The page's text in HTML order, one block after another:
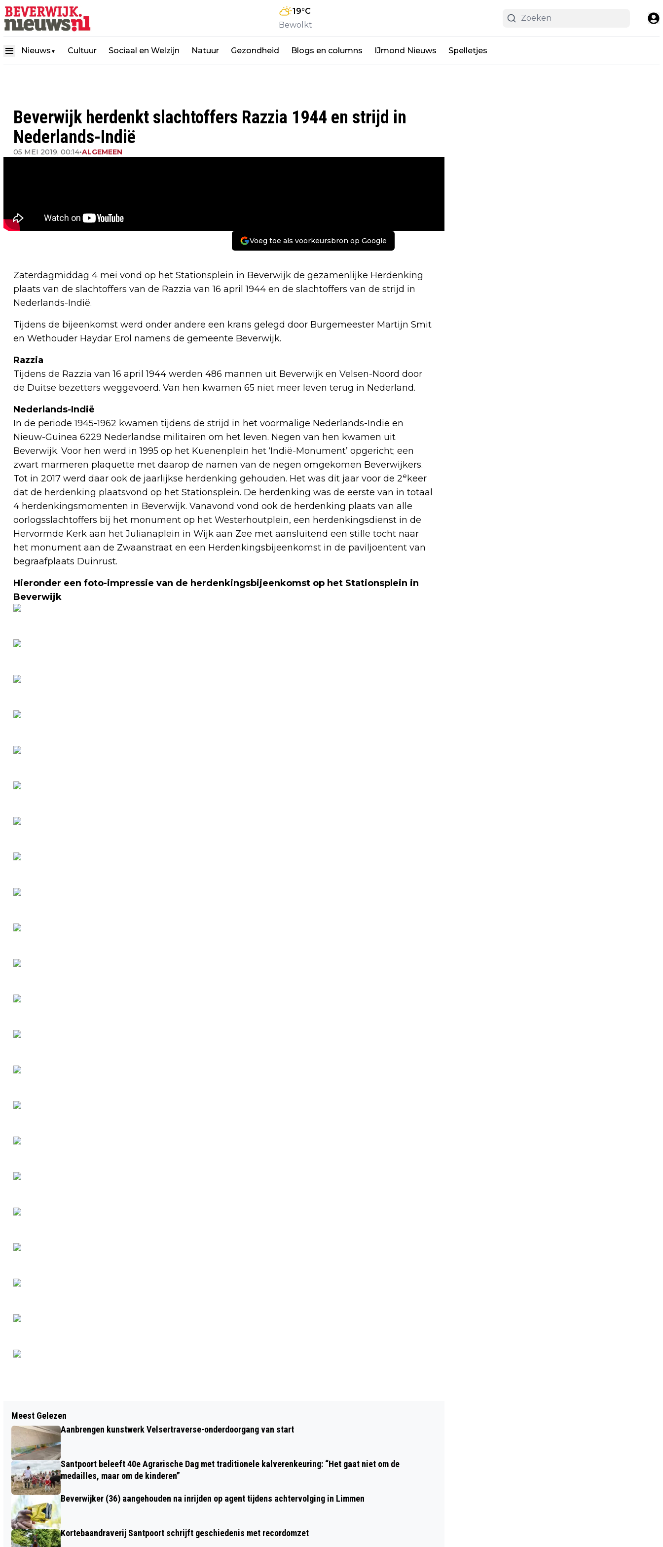
19°C
Bewolkt
Nieuws ▼ Cultuur Sociaal en Welzijn Natuur Gezondheid Blogs en columns IJmond Nieuws Spelletjes
Beverwijk herdenkt slachtoffers Razzia 1944 en strijd in
Nederlands-Indië
05 MEI 2019, 00:14•ALGEMEEN
Voeg toe als voorkeursbron op Google
Zaterdagmiddag 4 mei vond op het Stationsplein in Beverwijk de gezamenlijke Herdenking
plaats van de slachtoffers van de Razzia van 16 april 1944 en de slachtoffers van de strijd in
Nederlands-Indië.
Tijdens de bijeenkomst werd onder andere een krans gelegd door Burgemeester Martijn Smit
en Wethouder Haydar Erol namens de gemeente Beverwijk.
Razzia
Tijdens de Razzia van 16 april 1944 werden 486 mannen uit Beverwijk en Velsen-Noord door
de Duitse bezetters weggevoerd. Van hen kwamen 65 niet meer leven terug in Nederland.
Nederlands-Indië
In de periode 1945-1962 kwamen tijdens de strijd in het voormalige Nederlands-Indië en
Nieuw-Guinea 6229 Nederlandse militairen om het leven. Negen van hen kwamen uit
Beverwijk. Voor hen werd in 1995 op het Kuenenplein het ‘Indië-Monument’ opgericht; een
zwart marmeren plaquette met daarop de namen van de negen omgekomen Beverwijkers.
Tot in 2017 werd daar ook de jaarlijkse herdenking gehouden. Het was dit jaar voor de 2e keer
dat de herdenking plaatsvond op het Stationsplein. De herdenking was de eerste van in totaal
4 herdenkingsmomenten in Beverwijk. Vanavond vond ook de herdenking plaats van alle
oorlogsslachtoffers bij het monument op het Westerhoutplein, een herdenkingsdienst in de
Hervormde Kerk aan het Julianaplein in Wijk aan Zee met aansluitend een stille tocht naar
het monument aan de Zwaanstraat en een Herdenkingsbijeenkomst in de paviljoentent van
begraafplaats Duinrust.
Hieronder een foto-impressie van de herdenkingsbijeenkomst op het Stationsplein in
Beverwijk
PIPPI IS JARIG! LANGE LEVE VICTUALIA
ROLGORDIJNA KRUIZEMUNTINA
EFRAÏMSDOCHTER LANGKOUS
ACHTERGROND ‘ONEINDIGE’ LIJST
Meest Gelezen
Aanbrengen kunstwerk Velsertraverse-onderdoorgang van start
Santpoort beleeft 40e Agrarische Dag met traditionele kalverenkeuring: “Het gaat niet om de
medailles, maar om de kinderen”
Beverwijker (36) aangehouden na inrijden op agent tijdens achtervolging in Limmen
Kortebaandraverij Santpoort schrijft geschiedenis met recordomzet